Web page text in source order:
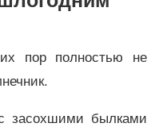
пор полностью не
засохшими былками